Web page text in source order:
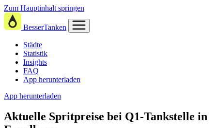
Zum Hauptinhalt springen
BesserTanken
Städte
Statistik
Insights
FAQ
App herunterladen
App herunterladen
Aktuelle Spritpreise bei Q1-Tankstelle in